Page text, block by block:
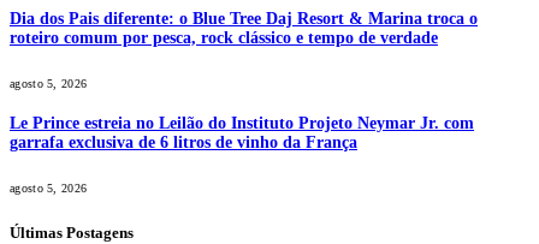
Dia dos Pais diferente: o Blue Tree Daj Resort & Marina troca o
roteiro comum por pesca, rock clássico e tempo de verdade
agosto 5, 2026
Le Prince estreia no Leilão do Instituto Projeto Neymar Jr. com
garrafa exclusiva de 6 litros de vinho da França
agosto 5, 2026
Últimas Postagens